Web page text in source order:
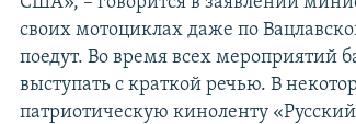
своих мотоциклах даже по
поедут. Во время всех мероприятий
выступать с краткой речью. В
патриотическую киноленту